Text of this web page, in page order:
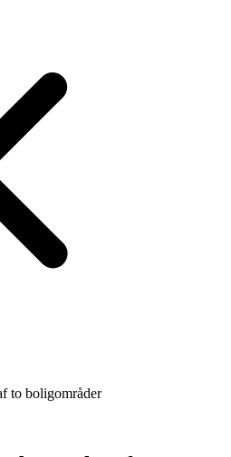
to boligområder